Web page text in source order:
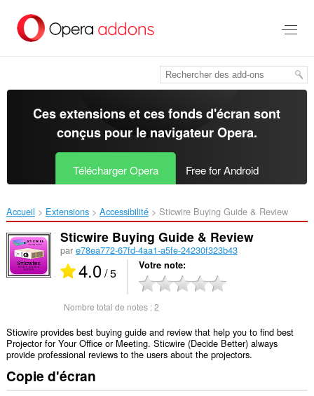
contenu
Ces extensions et ces fonds d'écran sont
conçus pour le navigateur Opera.
Télécharger Opera Free for Android
Accueil Extensions Accessibilité Sticwire Buying Guide & Review‎
Sticwire Buying Guide & Review
par e78ea772-67fd-4aa1-a5fe-24230f323b43
4.0/ 5 Votre note
Nombre total de notes :2
Sticwire provides best buying guide and review that help you to find best
Projector for Your Office or Meeting. Sticwire (Decide Better) always
provide professional reviews to the users about the projectors.
Copie d'écran